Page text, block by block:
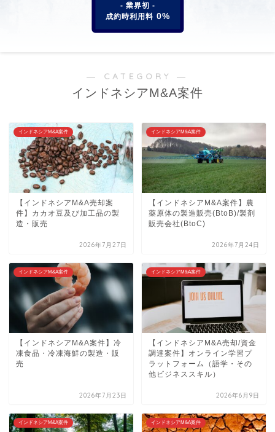
- 業界初 -
成約時利用料 0%
― CATEGORY ―
インドネシアM&A案件
インドネシアM&A案件
【インドネシアM&A売却案
件】カカオ豆及び加工品の製
造・販売
2026年7月27日
インドネシアM&A案件
【インドネシアM&A案件】農
薬原体の製造販売(BtoB)/製剤
販売会社(BtoC)
2026年7月24日
インドネシアM&A案件
【インドネシアM&A案件】冷
凍食品・冷凍海鮮の製造・販
売
2026年7月23日
インドネシアM&A案件
【インドネシアM&A売却/資金
調達案件】オンライン学習プ
ラットフォーム（語学・その
他ビジネススキル）
2026年6月9日
インドネシアM&A案件 インドネシアM&A案件